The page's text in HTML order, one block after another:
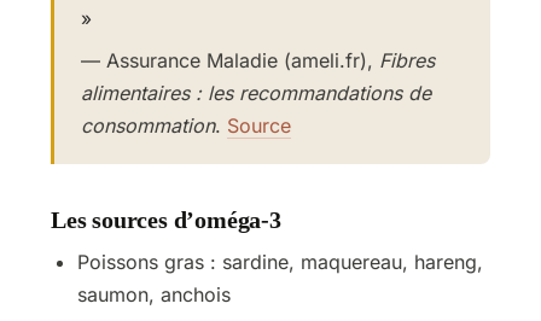
»
— Assurance Maladie (ameli.fr), Fibres
alimentaires : les recommandations de
consommation. Source
Les sources d’oméga-3
Poissons gras : sardine, maquereau, hareng,
saumon, anchois